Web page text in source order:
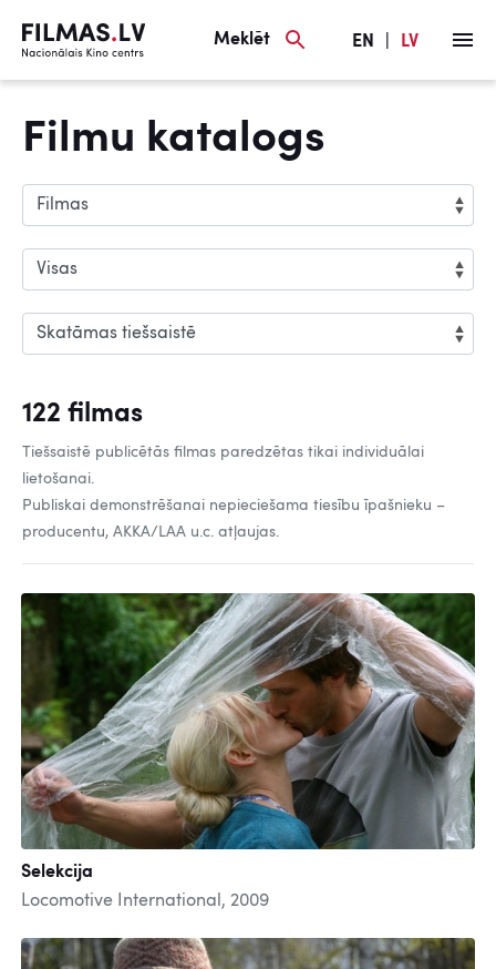
Meklēt EN LV
Filmu katalogs
122 filmas
Tiešsaistē publicētās filmas paredzētas tikai individuālai
lietošanai.
Publiskai demonstrēšanai nepieciešama tiesību īpašnieku –
producentu, AKKA/LAA u.c. atļaujas.
Selekcija
Locomotive International, 2009